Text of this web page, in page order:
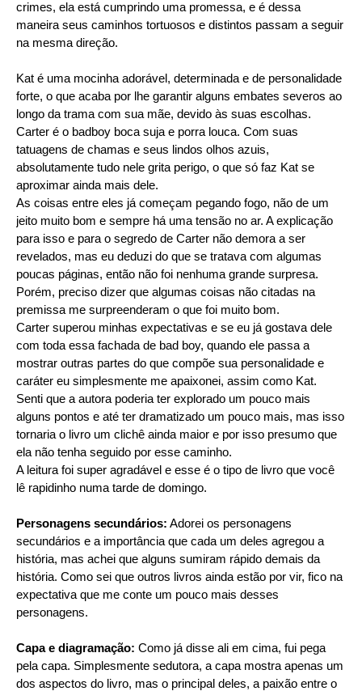
crimes, ela está cumprindo uma promessa, e é dessa
maneira seus caminhos tortuosos e distintos passam a seguir
na mesma direção.
Kat é uma mocinha adorável, determinada e de personalidade
forte, o que acaba por lhe garantir alguns embates severos ao
longo da trama com sua mãe, devido às suas escolhas.
Carter é o badboy boca suja e porra louca. Com suas
tatuagens de chamas e seus lindos olhos azuis,
absolutamente tudo nele grita perigo, o que só faz Kat se
aproximar ainda mais dele.
As coisas entre eles já começam pegando fogo, não de um
jeito muito bom e sempre há uma tensão no ar. A explicação
para isso e para o segredo de Carter não demora a ser
revelados, mas eu deduzi do que se tratava com algumas
poucas páginas, então não foi nenhuma grande surpresa.
Porém, preciso dizer que algumas coisas não citadas na
premissa me surpreenderam o que foi muito bom.
Carter superou minhas expectativas e se eu já gostava dele
com toda essa fachada de bad boy, quando ele passa a
mostrar outras partes do que compõe sua personalidade e
caráter eu simplesmente me apaixonei, assim como Kat.
Senti que a autora poderia ter explorado um pouco mais
alguns pontos e até ter dramatizado um pouco mais, mas isso
tornaria o livro um clichê ainda maior e por isso presumo que
ela não tenha seguido por esse caminho.
A leitura foi super agradável e esse é o tipo de livro que você
lê rapidinho numa tarde de domingo.
Personagens secundários: Adorei os personagens
secundários e a importância que cada um deles agregou a
história, mas achei que alguns sumiram rápido demais da
história. Como sei que outros livros ainda estão por vir, fico na
expectativa que me conte um pouco mais desses
personagens.
Capa e diagramação: Como já disse ali em cima, fui pega
pela capa. Simplesmente sedutora, a capa mostra apenas um
dos aspectos do livro, mas o principal deles, a paixão entre o